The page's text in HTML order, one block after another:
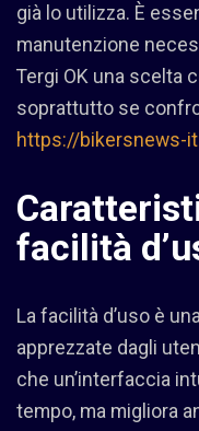
già lo utilizza. È
manutenzione
Tergi OK una scelta
soprattutto se
https://bikersnews-
facilità
La facilità d’uso è
apprezzate dagli
che un’interfaccia
tempo, ma migliora